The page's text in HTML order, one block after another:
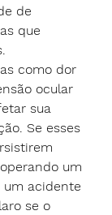
de
que
como dor
ocular
sua
Se esses
um
um acidente
se o